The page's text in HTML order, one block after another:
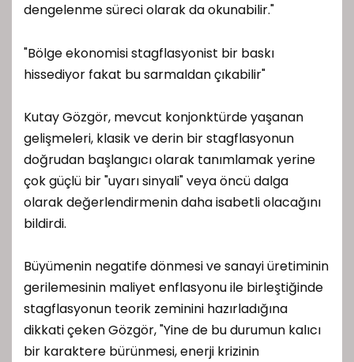
dengelenme süreci olarak da okunabilir."
"Bölge ekonomisi stagflasyonist bir baskı
hissediyor fakat bu sarmaldan çıkabilir"
Kutay Gözgör, mevcut konjonktürde yaşanan
gelişmeleri, klasik ve derin bir stagflasyonun
doğrudan başlangıcı olarak tanımlamak yerine
çok güçlü bir "uyarı sinyali" veya öncü dalga
olarak değerlendirmenin daha isabetli olacağını
bildirdi.
Büyümenin negatife dönmesi ve sanayi üretiminin
gerilemesinin maliyet enflasyonu ile birleştiğinde
stagflasyonun teorik zeminini hazırladığına
dikkati çeken Gözgör, "Yine de bu durumun kalıcı
bir karaktere bürünmesi, enerji krizinin